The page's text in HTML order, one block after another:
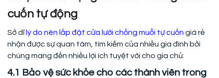
cuốn tự động
Sở dĩ lý do nên lắp đặt cửa lưới chống muỗi tự cuốn giá rẻ
nhận được sự quan tâm, tìm kiếm của nhiều gia đình bởi
chúng mang đến nhiều lợi ích tuyệt vời cho gia chủ:
4.1 Bảo vệ sức khỏe cho các thành viên trong